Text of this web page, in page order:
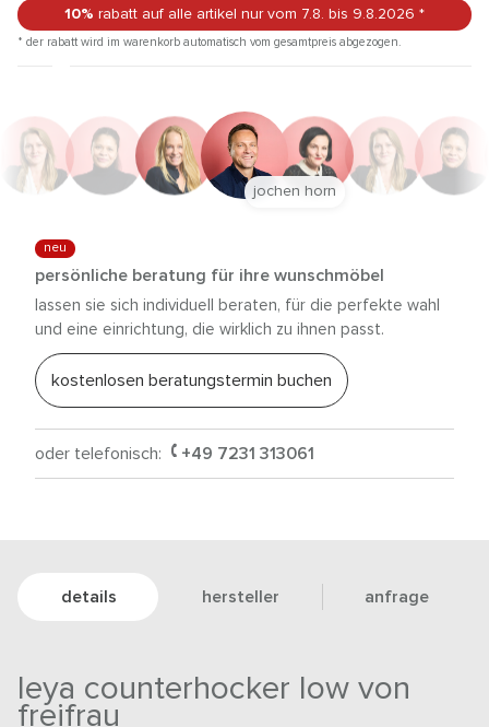
10% rabatt auf alle artikel nur vom 7.8. bis 9.8.2026 *
* der rabatt wird im warenkorb automatisch vom gesamtpreis abgezogen.
neu
persönliche beratung für ihre wunschmöbel
lassen sie sich individuell beraten, für die perfekte wahl
und eine einrichtung, die wirklich zu ihnen passt.
kostenlosen beratungstermin buchen
oder telefonisch: +49 7231 313061
jochen horn
details hersteller anfrage
leya counterhocker low von
freifrau